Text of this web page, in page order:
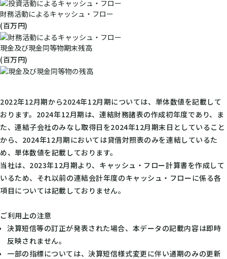
財務活動によるキャッシュ・フロー
(百万円)
現金及び現金同等物期末残高
(百万円)
2022年12月期から2024年12月期については、単体数値を記載して
おります。2024年12月期は、連結財務諸表の作成初年度であり、ま
た、連結子会社のみなし取得日を2024年12月期末日としていること
から、2024年12月期においては貸借対照表のみを連結しているた
め、単体数値を記載しております。
当社は、2023年12月期より、キャッシュ・フロー計算書を作成して
いるため、それ以前の連結会計年度のキャッシュ・フローに係る各
項目については記載しておりません。
ご利用上の注意
決算短信等の訂正が発表された場合、本データの記載内容は即時
反映されません。
一部の指標については、決算短信様式変更に伴い通期のみの更新